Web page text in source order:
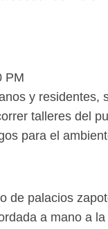
PM
y residentes,
talleres del
para el
de palacios
a mano a